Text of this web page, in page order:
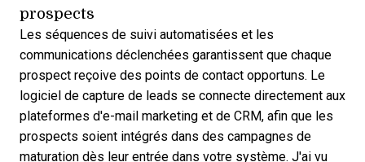
prospects
Les séquences de suivi automatisées et les
communications déclenchées garantissent que chaque
prospect reçoive des points de contact opportuns. Le
logiciel de capture de leads se connecte directement aux
plateformes d'e-mail marketing et de CRM, afin que les
prospects soient intégrés dans des campagnes de
maturation dès leur entrée dans votre système. J'ai vu